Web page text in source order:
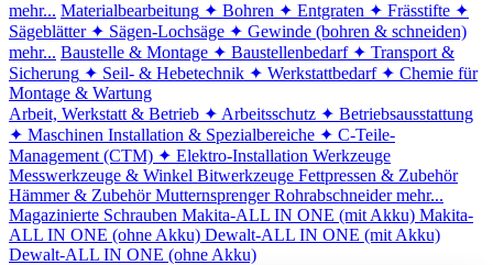
mehr... Materialbearbeitung ✦ Bohren ✦ Entgraten ✦ Frässtifte ✦
Sägeblätter ✦ Sägen-Lochsäge ✦ Gewinde (bohren & schneiden)
mehr... Baustelle & Montage ✦ Baustellenbedarf ✦ Transport &
Sicherung ✦ Seil- & Hebetechnik ✦ Werkstattbedarf ✦ Chemie für
Montage & Wartung
Arbeit, Werkstatt & Betrieb ✦ Arbeitsschutz ✦ Betriebsausstattung
✦ Maschinen Installation & Spezialbereiche ✦ C-Teile-
Management (CTM) ✦ Elektro-Installation Werkzeuge
Messwerkzeuge & Winkel Bitwerkzeuge Fettpressen & Zubehör
Hämmer & Zubehör Mutternsprenger Rohrabschneider mehr...
Magazinierte Schrauben Makita-ALL IN ONE (mit Akku) Makita-
ALL IN ONE (ohne Akku) Dewalt-ALL IN ONE (mit Akku)
Dewalt-ALL IN ONE (ohne Akku)